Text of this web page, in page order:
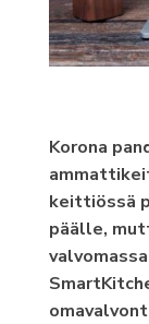
Korona
keittiössä
päälle,